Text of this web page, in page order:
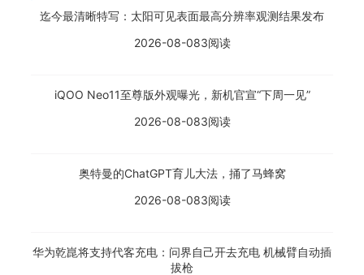
迄今最清晰特写：太阳可见表面最高分辨率观测结果发布
2026-08-083阅读
iQOO Neo11至尊版外观曝光，新机官宣“下周一见”
2026-08-083阅读
奥特曼的ChatGPT育儿大法，捅了马蜂窝
2026-08-083阅读
华为乾崑将支持代客充电：问界自己开去充电 机械臂自动插
拔枪